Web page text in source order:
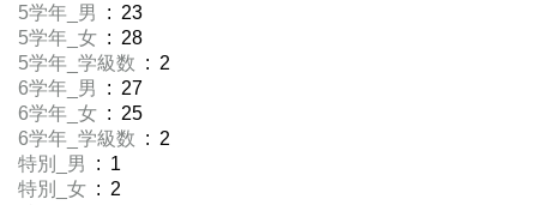
5学年_男
: 23
5学年_女 : 28
5学年_学級数 : 2
6学年_男
: 27
6学年_女 : 25
6学年_学級数 : 2
特別_男
: 1
特別_女 : 2